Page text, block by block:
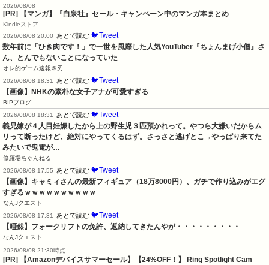
2026/08/08
[PR] 【マンガ】『白泉社』セール・キャンペーン中のマンガ本まとめ
Kindleストア
2026/08/08 20:00
あとで読む 🐦Tweet
数年前に「ひき肉です！」で一世を風靡した人気YouTuber『ちょんまげ小僧』さ
ん、とんでもないことになっていた
オレ的ゲーム速報＠刃
2026/08/08 18:31
あとで読む 🐦Tweet
【画像】NHKの素朴な女子アナが可愛すぎる
BIPブログ
2026/08/08 18:31
あとで読む 🐦Tweet
義兄嫁が４人目妊娠したから上の野生児３匹預かれって。やつら大嫌いだからム
リって断ったけど、絶対にやってくるはず。さっさと逃げとこ→やっぱり来てた
みたいで鬼電が…
修羅場ちゃんねる
2026/08/08 17:55
あとで読む 🐦Tweet
【画像】キャミィさんの最新フィギュア（18万8000円）、ガチで作り込みがエグ
すぎるｗｗｗｗｗｗｗｗｗｗ
なんJクエスト
2026/08/08 17:31
あとで読む 🐦Tweet
【唖然】フォークリフトの免許、返納してきたんやが・・・・・・・・・
なんJクエスト
2026/08/08 21:30時点
[PR] 【Amazonデバイスサマーセール】【24%OFF！】 Ring Spotlight Cam